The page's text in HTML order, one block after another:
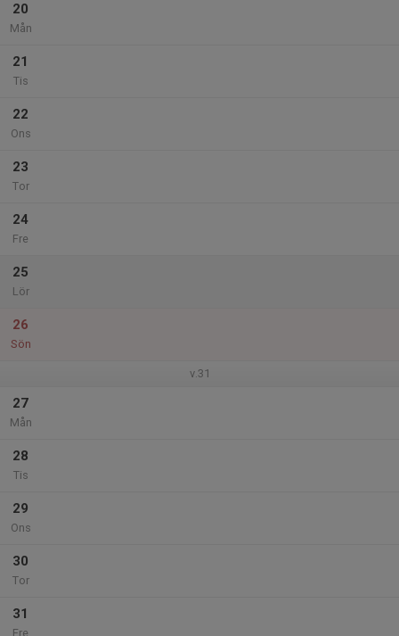
20
Mån
21
Tis
22
Ons
23
Tor
24
Fre
25
Lör
26
Sön
v.31
27
Mån
28
Tis
29
Ons
30
Tor
31
Fre